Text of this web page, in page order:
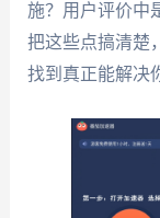
施？用户评价中
把这些点搞清楚
找到真正能解决